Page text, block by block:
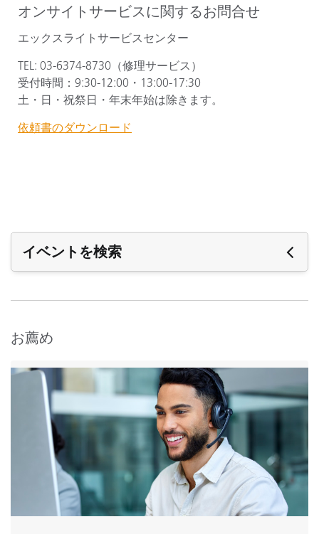
オンサイトサービスに関するお問合せ
エックスライトサービスセンター
TEL: 03-6374-8730（修理サービス）
受付時間：9:30-12:00・13:00-17:30
土・日・祝祭日・年末年始は除きます。
依頼書のダウンロード
イベントを検索
お薦め